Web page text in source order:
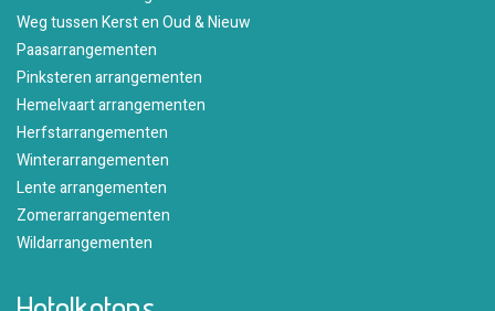
Weg tussen Kerst en Oud & Nieuw
Paasarrangementen
Pinksteren arrangementen
Hemelvaart arrangementen
Herfstarrangementen
Winterarrangementen
Lente arrangementen
Zomerarrangementen
Wildarrangementen